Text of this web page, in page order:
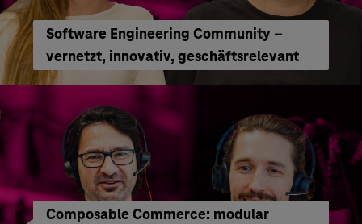
Software Engineering Community –
vernetzt, innovativ, geschäftsrelevant
Composable Commerce: modular